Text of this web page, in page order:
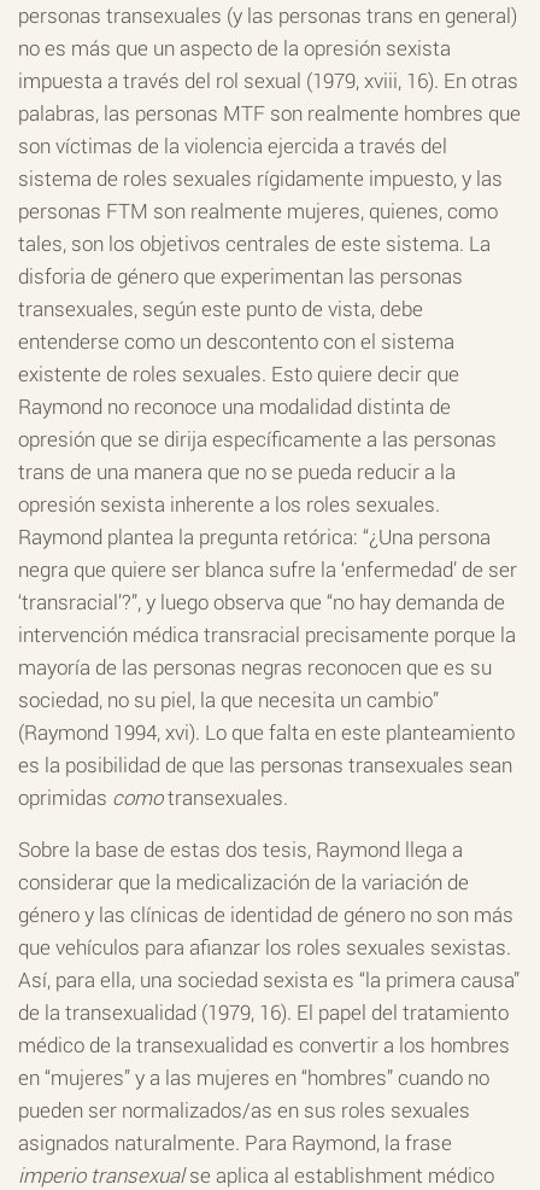
personas transexuales (y las personas trans en general)
no es más que un aspecto de la opresión sexista
impuesta a través del rol sexual (1979, xviii, 16). En otras
palabras, las personas MTF son realmente hombres que
son víctimas de la violencia ejercida a través del
sistema de roles sexuales rígidamente impuesto, y las
personas FTM son realmente mujeres, quienes, como
tales, son los objetivos centrales de este sistema. La
disforia de género que experimentan las personas
transexuales, según este punto de vista, debe
entenderse como un descontento con el sistema
existente de roles sexuales. Esto quiere decir que
Raymond no reconoce una modalidad distinta de
opresión que se dirija específicamente a las personas
trans de una manera que no se pueda reducir a la
opresión sexista inherente a los roles sexuales.
Raymond plantea la pregunta retórica: “¿Una persona
negra que quiere ser blanca sufre la ‘enfermedad’ de ser
‘transracial’?”, y luego observa que “no hay demanda de
intervención médica transracial precisamente porque la
mayoría de las personas negras reconocen que es su
sociedad, no su piel, la que necesita un cambio”
(Raymond 1994, xvi). Lo que falta en este planteamiento
es la posibilidad de que las personas transexuales sean
oprimidas comotransexuales.
Sobre la base de estas dos tesis, Raymond llega a
considerar que la medicalización de la variación de
género y las clínicas de identidad de género no son más
que vehículos para afianzar los roles sexuales sexistas.
Así, para ella, una sociedad sexista es “la primera causa”
de la transexualidad (1979, 16). El papel del tratamiento
médico de la transexualidad es convertir a los hombres
en “mujeres” y a las mujeres en “hombres” cuando no
pueden ser normalizados/as en sus roles sexuales
asignados naturalmente. Para Raymond, la frase
imperio transexualse aplica al establishment médico